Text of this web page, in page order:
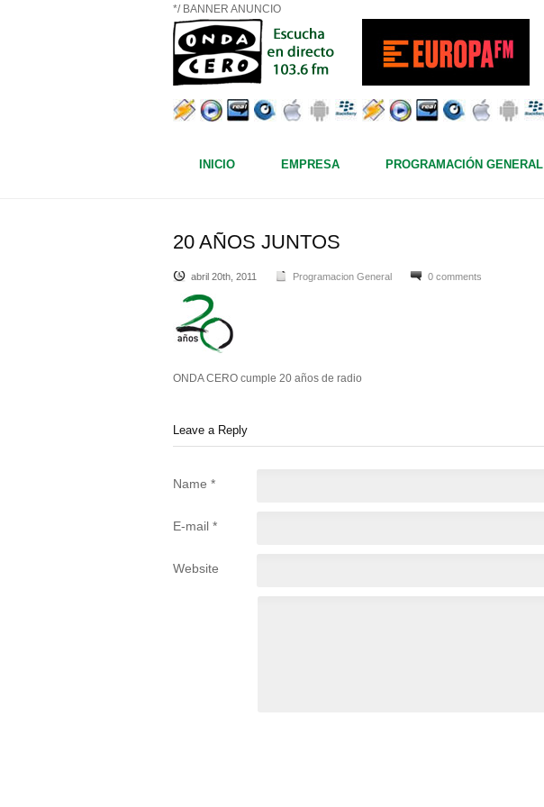
*/ BANNER ANUNCIO
INICIO EMPRESA PROGRAMACIÓN GENERAL
20 AÑOS JUNTOS
abril 20th, 2011 Programacion General 0 comments
ONDA CERO cumple 20 años de radio
Leave a Reply
Name *
E-mail *
Website